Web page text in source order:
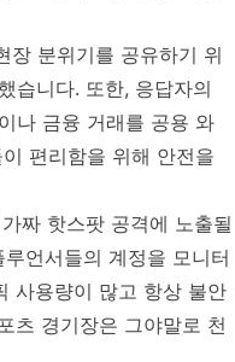
장 분위기를 공유하기 위
습니다. 또한, 응답자의
나 금융 거래를 공용 와
편리함을 위해 안전을
짜 핫스팟 공격에 노출될
언서들의 계정을 모니터
사용량이 많고 항상 불안
츠 경기장은 그야말로 천